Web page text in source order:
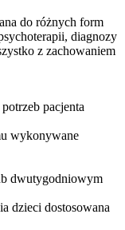
do różnych form
diagnozy
z zachowaniem
pacjenta
wykonywane
dwutygodniowym
dzieci dostosowana